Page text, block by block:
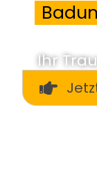
Ihr